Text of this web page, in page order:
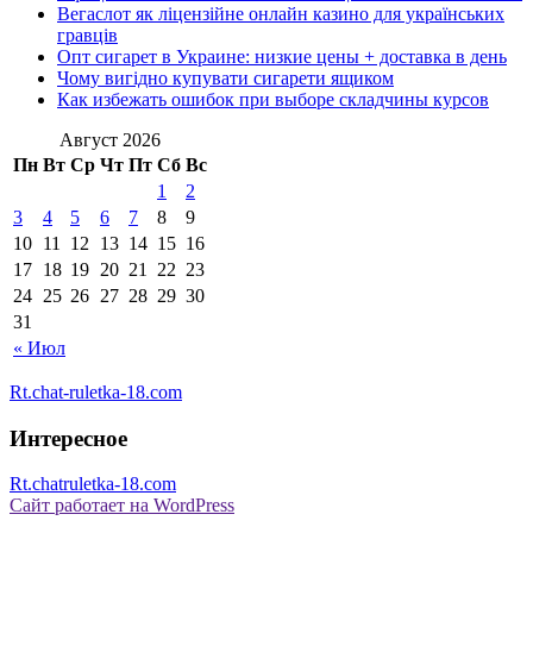
Вегаслот як ліцензійне онлайн казино для українських
гравців
Опт сигарет в Украине: низкие цены + доставка в день
Чому вигідно купувати сигарети ящиком
Как избежать ошибок при выборе складчины курсов
Август 2026
Пн Вт Ср Чт Пт Сб Вс
« Июл
1
2
3
4 5 6 7 8
9
10 11 12 13 14 15 16
17 18 19 20 21 22 23
24 25 26 27 28 29 30
31
Rt.chat-ruletka-18.com
Интересное
Rt.chatruletka-18.com
Сайт работает на WordPress